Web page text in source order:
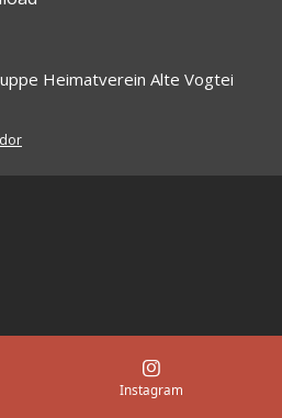
Heimatverein Alte Vogtei
Instagram